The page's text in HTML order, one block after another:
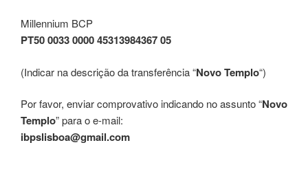
Millennium BCP
PT50 0033 0000 45313984367 05
(Indicar na descrição da transferência “Novo Templo“)
Por favor, enviar comprovativo indicando no assunto “Novo
Templo” para o e-mail:
ibpslisboa@gmail.com